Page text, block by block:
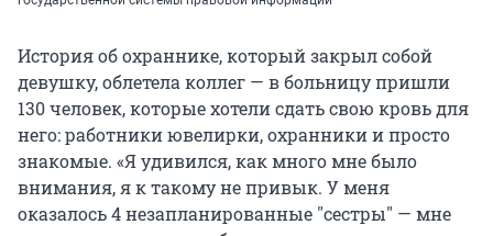
История об охраннике, который закрыл собой
девушку, облетела коллег — в больницу пришли
130 человек, которые хотели сдать свою кровь для
него: работники ювелирки, охранники и просто
знакомые. «Я удивился, как много мне было
внимания, я к такому не привык. У меня
оказалось 4 незапланированные "сестры" — мне